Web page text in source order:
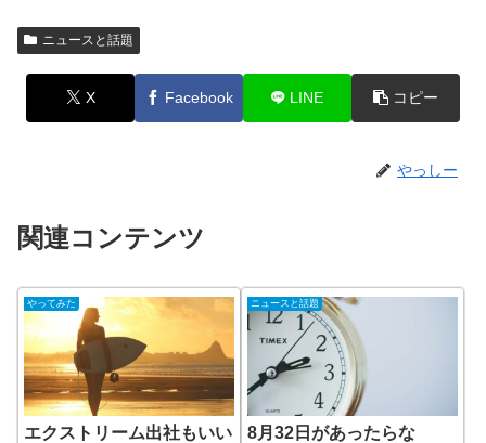
ニュースと話題
X Facebook LINE コピー
やっしー
関連コンテンツ
やってみた
エクストリーム出社もいい
ニュースと話題
8月32日があったらな